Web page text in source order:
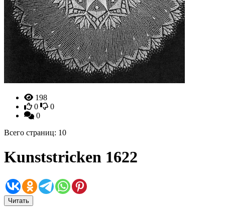
198
0
0
0
Всего страниц: 10
Kunststricken 1622
Читать